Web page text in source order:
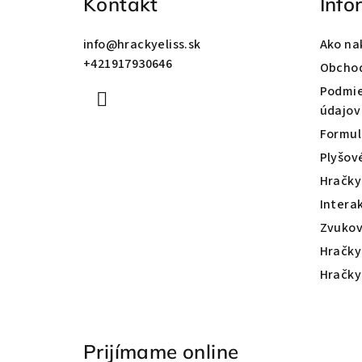
info@hrackyeliss.sk
+421917930646
Ako
údajov
Prijímame online